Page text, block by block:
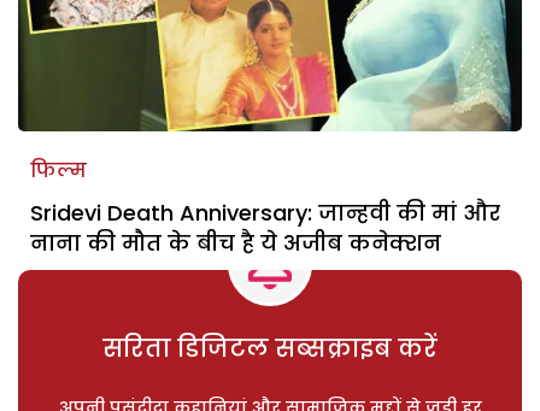
फिल्म
Sridevi Death Anniversary: जान्हवी की मां और
नाना की मौत के बीच है ये अजीब कनेक्शन
सरिता डिजिटल सब्सक्राइब करें